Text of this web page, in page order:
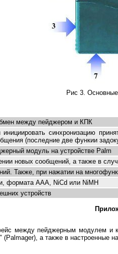
Рис 3.
между пейджером и КПК
синхронизацию
(последние две функии
модуль на устройстве Palm
новых сообщений, а также в
Также, при нажатии на
формата AAA, NiCd или NiMH
устройств
между пейджерным модулем
а также в настроенные